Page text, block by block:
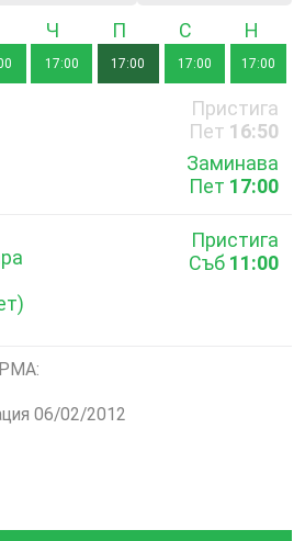
Четвъртък
17:00 17:00
Събота
17:00 17:00
Пристига
Пет 16:50
Заминава
Пет 17:00
Пристига
Съб 11:00
06/02/2012